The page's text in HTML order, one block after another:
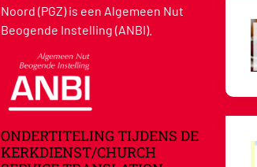
Noord (PGZ) is een Algemeen Nut
Beogende Instelling (ANBI).
ONDERTITELING TIJDENS DE
KERKDIENST/CHURCH